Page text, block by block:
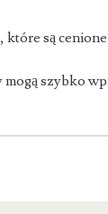
są
mogą szybko